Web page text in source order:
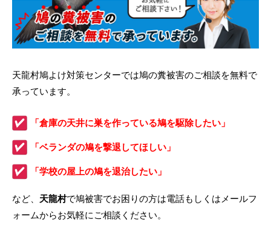
天龍村鳩よけ対策センターでは鳩の糞被害のご相談を無料で
承っています。
「倉庫の天井に巣を作っている鳩を駆除したい」
「ベランダの鳩を撃退してほしい」
「学校の屋上の鳩を退治したい」
など、 天龍村で鳩被害でお困りの方は電話もしくはメールフ
ォームからお気軽にご相談ください。